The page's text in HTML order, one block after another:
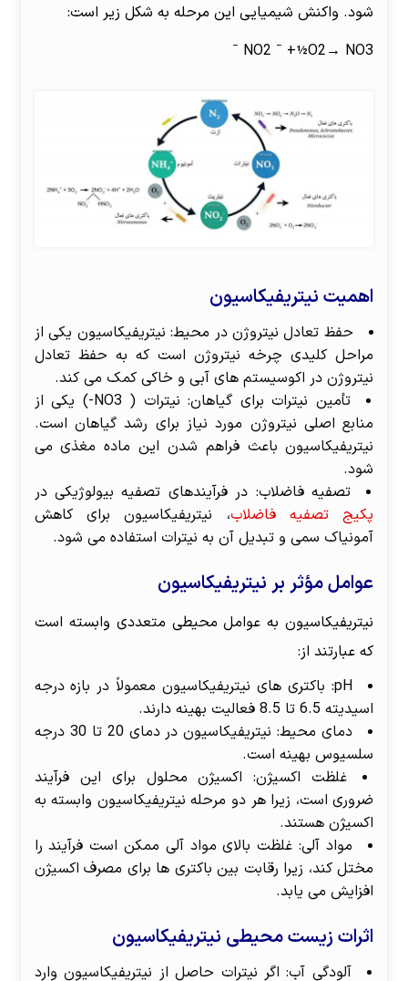
شود. واکنش شیمیایی این مرحله به شکل زیر است:
NO2 − +½O2→ NO3
−
اهمیت نیتریفیکاسیون
حفظ تعادل نیتروژن در محیط: نیتریفیکاسیون یکی از
مراحل کلیدی چرخه نیتروژن است که به حفظ تعادل
نیتروژن در اکوسیستم های آبی و خاکی کمک می کند.
تأمین نیترات برای گیاهان: نیترات ( NO3-) یکی از
منابع اصلی نیتروژن مورد نیاز برای رشد گیاهان است.
نیتریفیکاسیون باعث فراهم شدن این ماده مغذی می
شود.
تصفیه فاضلاب: در فرآیندهای تصفیه بیولوژیکی در
پکیج تصفیه فاضلاب، نیتریفیکاسیون برای کاهش
آمونیاک سمی و تبدیل آن به نیترات استفاده می شود.
عوامل مؤثر بر نیتریفیکاسیون
نیتریفیکاسیون به عوامل محیطی متعددی وابسته است
که عبارتند از:
pH: باکتری های نیتریفیکاسیون معمولاً در بازه درجه
اسیدیته 6.5 تا 8.5 فعالیت بهینه دارند.
دمای محیط: نیتریفیکاسیون در دمای 20 تا 30 درجه
سلسیوس بهینه است.
غلظت اکسیژن: اکسیژن محلول برای این فرآیند
ضروری است، زیرا هر دو مرحله نیتریفیکاسیون وابسته به
اکسیژن هستند.
مواد آلی: غلظت بالای مواد آلی ممکن است فرآیند را
مختل کند، زیرا رقابت بین باکتری ها برای مصرف اکسیژن
افزایش می یابد.
اثرات زیست محیطی نیتریفیکاسیون
آلودگی آب: اگر نیترات حاصل از نیتریفیکاسیون وارد